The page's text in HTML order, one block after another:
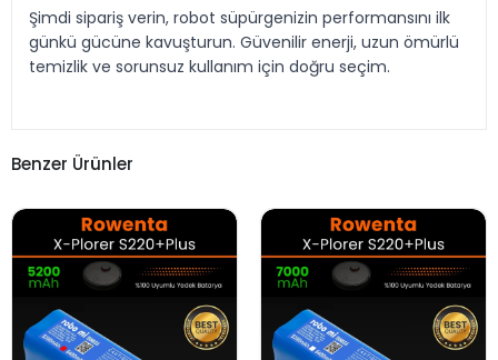
Şimdi sipariş verin, robot süpürgenizin performansını ilk
günkü gücüne kavuşturun. Güvenilir enerji, uzun ömürlü
temizlik ve sorunsuz kullanım için doğru seçim.
Benzer Ürünler